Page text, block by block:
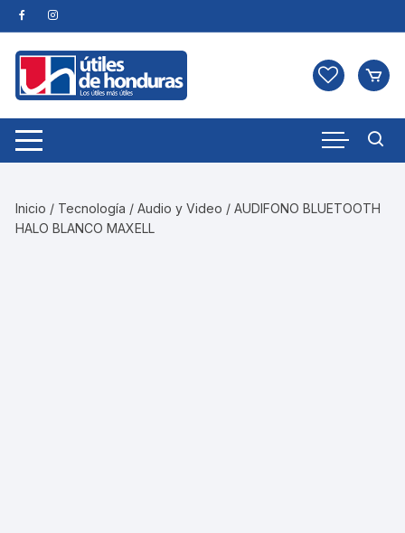
Skip
to
content
Inicio / Tecnología /Audio y Video / AUDIFONO BLUETOOTH
HALO BLANCO MAXELL